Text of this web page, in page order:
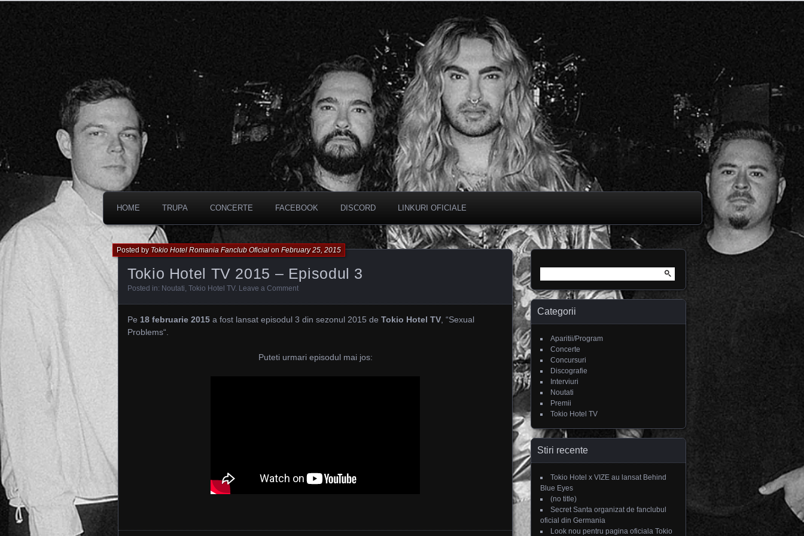
HOME TRUPA CONCERTE FACEBOOK DISCORD LINKURI OFICIALE
Tokio Hotel TV 2015 – Episodul 3
Posted by Tokio Hotel Romania Fanclub Oficialon February 25, 2015
Posted in: Noutati, Tokio Hotel TV. Leave a Comment
Pe 18 februarie 2015 a fost lansat episodul 3 din sezonul 2015 de Tokio Hotel TV , “Sexual
Problems“.
Puteti urmari episodul mai jos:
Categorii
Aparitii/Program
Concerte
Concursuri
Discografie
Interviuri
Noutati
Premii
Tokio Hotel TV
Stiri recente
Tokio Hotel x VIZE au lansat Behind
Blue Eyes
(no title)
Secret Santa organizat de fanclubul
oficial din Germania
Look nou pentru pagina oficiala Tokio